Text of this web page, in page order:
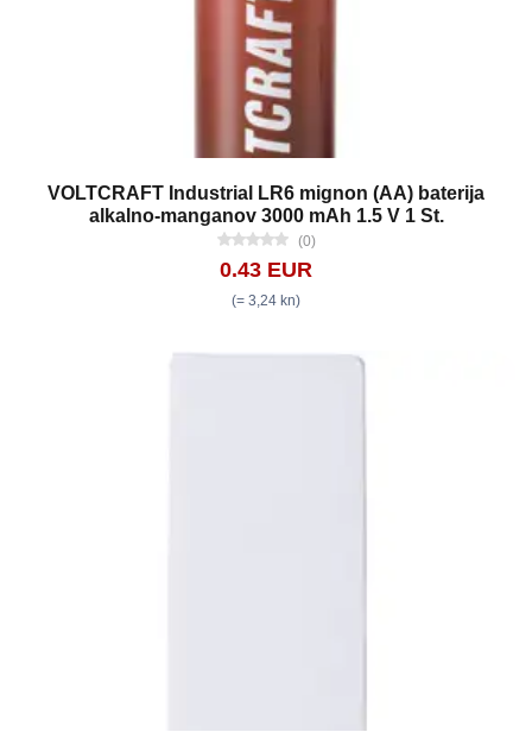
VOLTCRAFT Industrial LR6 mignon (AA) baterija
alkalno-manganov 3000 mAh 1.5 V 1 St.
(0)
0.43 EUR
(= 3,24 kn)